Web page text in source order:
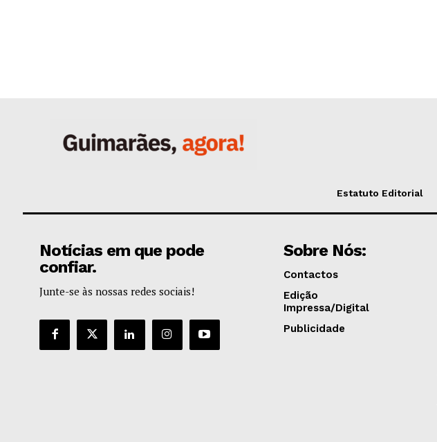
Estatuto Editorial
Notícias em que pode
confiar.
Junte-se às nossas redes sociais!
Sobre Nós:
Contactos
Edição
Impressa/Digital
Publicidade